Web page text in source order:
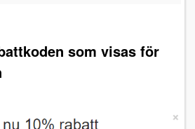
som visas för